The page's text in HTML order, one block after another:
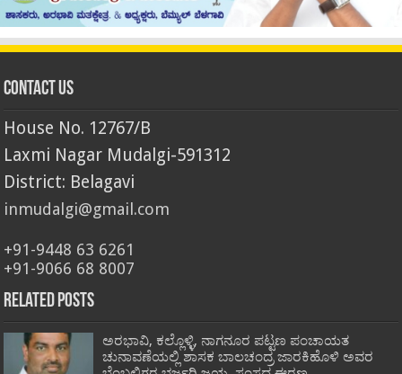
Contact Us
House No. 12767/B
Laxmi Nagar Mudalgi-591312
District: Belagavi
inmudalgi@gmail.com
+91-9448 63 6261
+91-9066 68 8007
Related Posts
ಅರಭಾವಿ, ಕಲ್ಲೊಳ್ಳಿ, ನಾಗನೂರ ಪಟ್ಟಣ ಪಂಚಾಯತ
ಚುನಾವಣೆಯಲ್ಲಿ ಶಾಸಕ ಬಾಲಚಂದ್ರ ಜಾರಕಿಹೊಳಿ ಅವರ